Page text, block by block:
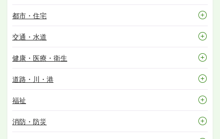
都市・住宅
交通・水道
健康・医療・衛生
道路・川・港
福祉
消防・防災